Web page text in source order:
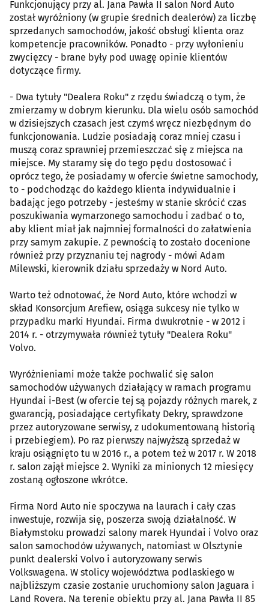
Funkcjonujący przy al. Jana Pawła II salon Nord Auto
został wyróżniony (w grupie średnich dealerów) za liczbę
sprzedanych samochodów, jakość obsługi klienta oraz
kompetencje pracowników. Ponadto - przy wyłonieniu
zwycięzcy - brane były pod uwagę opinie klientów
dotyczące firmy.
- Dwa tytuły "Dealera Roku" z rzędu świadczą o tym, że
zmierzamy w dobrym kierunku. Dla wielu osób samochód
w dzisiejszych czasach jest czymś wręcz niezbędnym do
funkcjonowania. Ludzie posiadają coraz mniej czasu i
muszą coraz sprawniej przemieszczać się z miejsca na
miejsce. My staramy się do tego pędu dostosować i
oprócz tego, że posiadamy w ofercie świetne samochody,
to - podchodząc do każdego klienta indywidualnie i
badając jego potrzeby - jesteśmy w stanie skrócić czas
poszukiwania wymarzonego samochodu i zadbać o to,
aby klient miał jak najmniej formalności do załatwienia
przy samym zakupie. Z pewnością to zostało docenione
również przy przyznaniu tej nagrody - mówi Adam
Milewski, kierownik działu sprzedaży w Nord Auto.
Warto też odnotować, że Nord Auto, które wchodzi w
skład Konsorcjum Arefiew, osiąga sukcesy nie tylko w
przypadku marki Hyundai. Firma dwukrotnie - w 2012 i
2014 r. - otrzymywała również tytuły "Dealera Roku"
Volvo.
Wyróżnieniami może także pochwalić się salon
samochodów używanych działający w ramach programu
Hyundai i-Best (w ofercie tej są pojazdy różnych marek, z
gwarancją, posiadające certyfikaty Dekry, sprawdzone
przez autoryzowane serwisy, z udokumentowaną historią
i przebiegiem). Po raz pierwszy najwyższą sprzedaż w
kraju osiągnięto tu w 2016 r., a potem też w 2017 r. W 2018
r. salon zajął miejsce 2. Wyniki za minionych 12 miesięcy
zostaną ogłoszone wkrótce.
Firma Nord Auto nie spoczywa na laurach i cały czas
inwestuje, rozwija się, poszerza swoją działalność. W
Białymstoku prowadzi salony marek Hyundai i Volvo oraz
salon samochodów używanych, natomiast w Olsztynie
punkt dealerski Volvo i autoryzowany serwis
Volkswagena. W stolicy województwa podlaskiego w
najbliższym czasie zostanie uruchomiony salon Jaguara i
Land Rovera. Na terenie obiektu przy al. Jana Pawła II 85